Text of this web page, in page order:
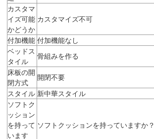
カスタマ
イズ可能
かどうか
カスタマイズ不可
付加機能 付加機能なし
ベッドス
タイル
骨組みを作る
床板の開
閉方式
開閉不要
スタイル 新中華スタイル
ソフトク
ッション
を持って
います
ソフトクッションを持っていますか？